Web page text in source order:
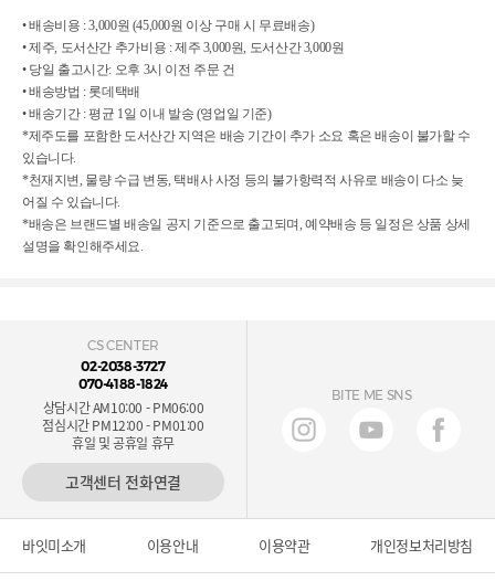
• 배송비용 : 3,000원 (45,000원 이상 구매 시 무료배송)
• 제주, 도서산간 추가비용 : 제주 3,000원, 도서산간 3,000원
• 당일 출고시간: 오후 3시 이전 주문 건
• 배송방법 : 롯데택배
• 배송기간 : 평균 1일 이내 발송 (영업일 기준)
*제주도를 포함한 도서산간 지역은 배송 기간이 추가 소요 혹은 배송이 불가할 수
있습니다.
*천재지변, 물량 수급 변동, 택배사 사정 등의 불가항력적 사유로 배송이 다소 늦
어질 수 있습니다.
*배송은 브랜드별 배송일 공지 기준으로 출고되며, 예약배송 등 일정은 상품 상세
설명을 확인해주세요.
CS CENTER
02-2038-3727
070-4188-1824
상담시간 AM10:00 - PM06:00
점심시간 PM12:00 - PM01:00
휴일 및 공휴일 휴무
고객센터 전화연결
BITE ME SNS
바잇미소개 이용안내 이용약관 개인정보처리방침